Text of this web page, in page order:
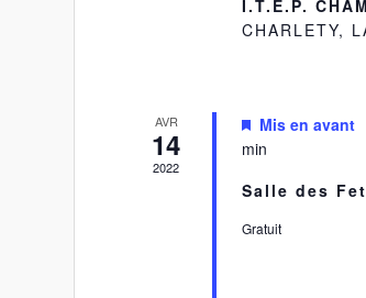
I.T.E.P.
CHARLETY,
AVR
14
2022
Mis en avant
min
Salle des
Gratuit